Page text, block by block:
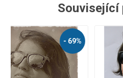
Související